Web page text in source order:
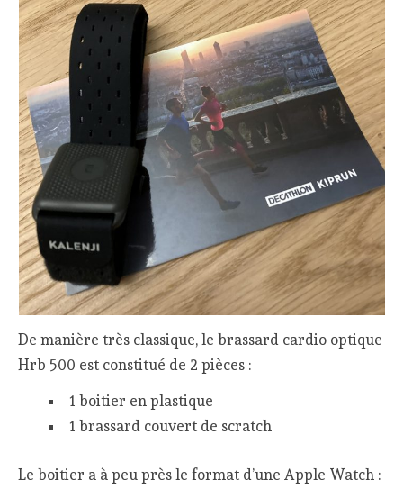
De manière très classique, le brassard cardio optique
Hrb 500 est constitué de 2 pièces :
1 boitier en plastique
1 brassard couvert de scratch
Le boitier a à peu près le format d’une Apple Watch :